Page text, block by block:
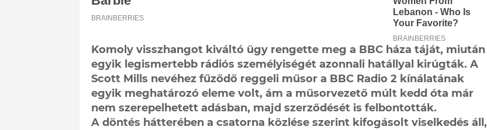
Komoly visszhangot kiváltó ügy rengette meg a BBC háza táját, miután
egyik legismertebb rádiós személyiségét azonnali hatállyal kirúgták. A
Scott Mills nevéhez fűződő reggeli műsor a BBC Radio 2 kínálatának
egyik meghatározó eleme volt, ám a műsorvezető múlt kedd óta már
nem szerepelhetett adásban, majd szerződését is felbontották.
A döntés hátterében a csatorna közlése szerint kifogásolt viselkedés áll,